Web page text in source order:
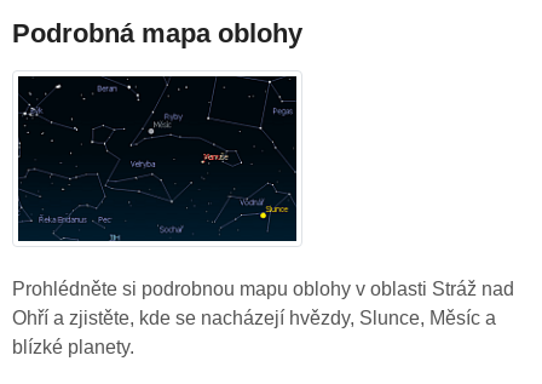
Podrobná mapa oblohy
Prohlédněte si podrobnou mapu oblohy v oblasti Stráž nad
Ohří a zjistěte, kde se nacházejí hvězdy, Slunce, Měsíc a
blízké planety.